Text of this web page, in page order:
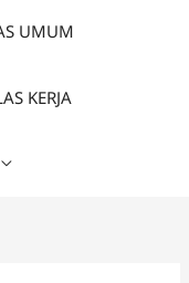
UMUM
KERJA